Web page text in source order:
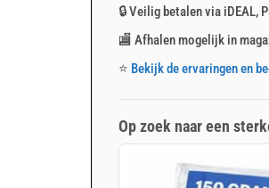
🔒 Veilig betalen via iDEAL,
🏬 Afhalen mogelijk in
⭐ Bekijk de ervaringen en
Op zoek naar een